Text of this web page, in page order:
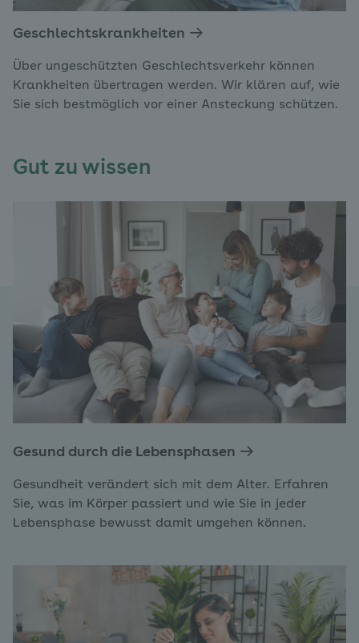
Geschlechtskrankheiten
Über ungeschützten Geschlechtsverkehr können
Krankheiten übertragen werden. Wir klären auf, wie
Sie sich bestmöglich vor einer Ansteckung schützen.
Gut zu wissen
Gesund durch die Lebensphasen
Gesundheit verändert sich mit dem Alter. Erfahren
Sie, was im Körper passiert und wie Sie in jeder
Lebensphase bewusst damit umgehen können.